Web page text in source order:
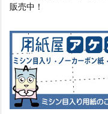
販売中！